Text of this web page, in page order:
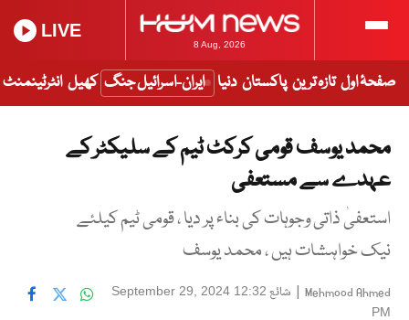
8 Aug, 2026
LIVE
صفحۂ اول تازہ ترین پاکستان دنیا ایران-اسرائیل جنگ کھیل انٹرٹینمنٹ
محمد یوسف قومی کرکٹ ٹیم کے سلیکٹر کے
عہدے سے مستعفی
استعفیٰ ذاتی وجوہات کی بناء پر دیا ، قومی ٹیم کیلئے
نیک خواہشات ہیں ، محمد یوسف
Mehmood Ahmed
| شائع September 29, 2024 12:32
PM